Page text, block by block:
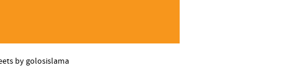
by golosislama